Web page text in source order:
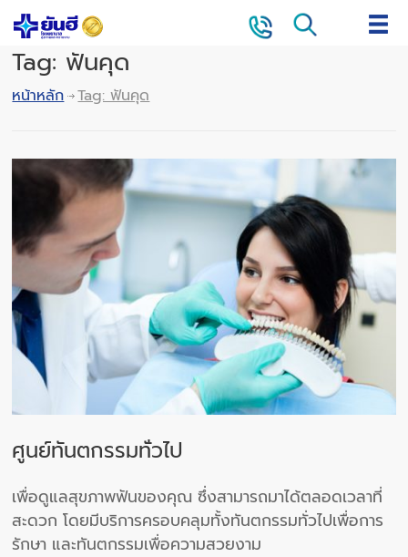
Tag: ฟันคุด
หน้าหลัก Tag: ฟันคุด
ศูนย์ทันตกรรมทั่วไป
เพื่อดูแลสุขภาพฟันของคุณ ซึ่งสามารถมาได้ตลอดเวลาที่
สะดวก โดยมีบริการครอบคลุมทั้งทันตกรรมทั่วไปเพื่อการ
รักษา และทันตกรรมเพื่อความสวยงาม